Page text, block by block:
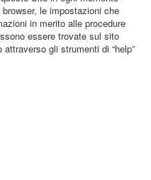
le impostazioni che
in merito alle procedure
essere trovate sul sito
gli strumenti di “help”